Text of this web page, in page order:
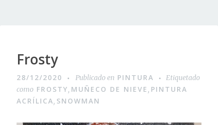
Frosty
28/12/2020 Publicado en PINTURA
Etiquetado
como FROSTY, MUÑECO DE NIEVE, PINTURA
ACRÍLICA, SNOWMAN